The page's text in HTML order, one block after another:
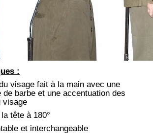
:
visage fait à la main avec une
de barbe et une accentuation des
visage
tête à 180°
et interchangeable